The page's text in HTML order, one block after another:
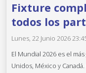
Fixture
todos los
Lunes, 22 Junio 2026
El Mundial 2026 es el
Unidos, México y